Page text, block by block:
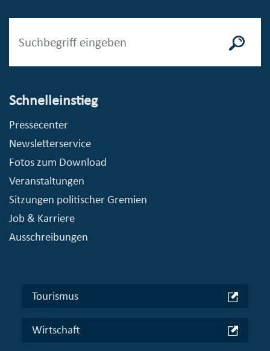
Schnelleinstieg
Pressecenter
Newsletterservice
Fotos zum Download
Veranstaltungen
Sitzungen politischer Gremien
Job & Karriere
Ausschreibungen
Tourismus
Wirtschaft